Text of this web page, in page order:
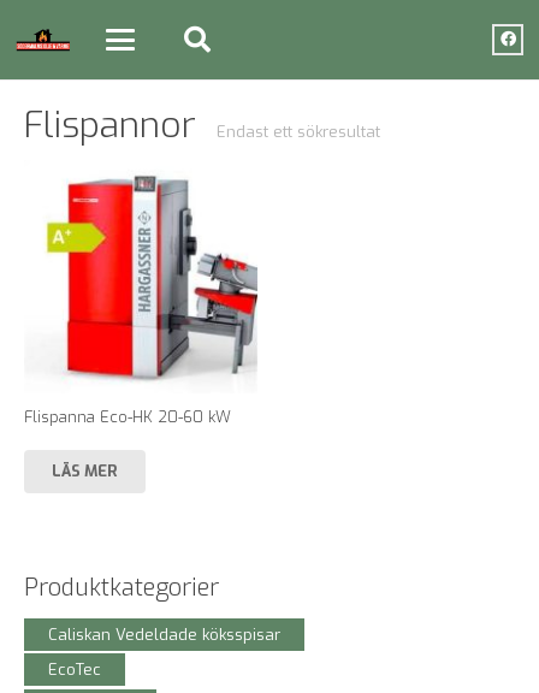
Flispannor Endast ett sökresultat
Flispanna Eco-HK 20-60 kW
LÄS MER
Produktkategorier
Caliskan Vedeldade köksspisar
EcoTec